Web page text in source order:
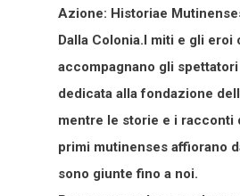
Azione: Historiae
Dalla Colonia.I miti e gli eroi
accompagnano gli
dedicata alla fondazione
mentre le storie e i racconti
primi mutinenses affiorano
sono giunte fino a noi.